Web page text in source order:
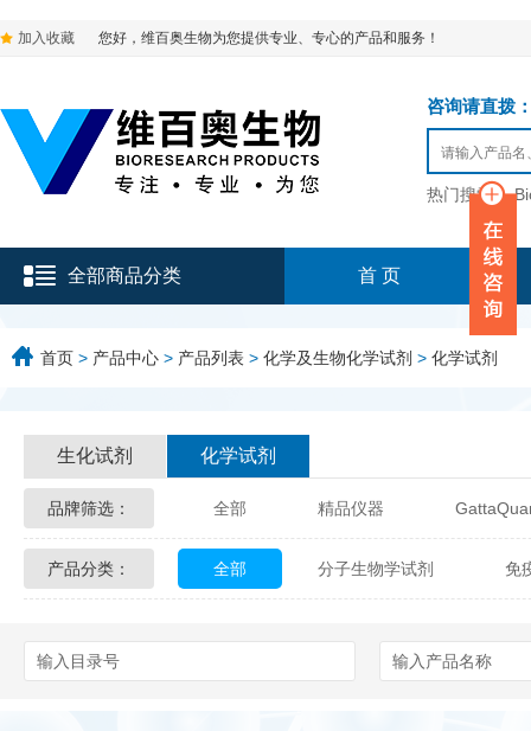
加入收藏 您好，维百奥生物为您提供专业、专心的产品和服务！
咨询请直拨
热门搜索：
全部商品分类 首 页
首页 > 产品中心 > 产品列表 > 化学及生物化学试剂 > 化学试剂
生化试剂 化学试剂
品牌筛选： 全部 精品仪器
Glycon Biochem Sterlitech
产品分类： 全部 分子生物学试剂 免